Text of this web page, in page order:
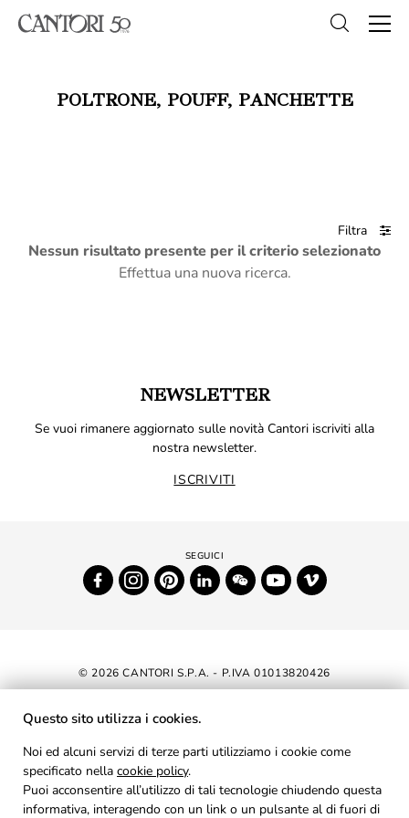
POLTRONE, POUFF, PANCHETTE
Filtra
Nessun risultato presente per il criterio selezionato
Effettua una nuova ricerca.
NEWSLETTER
Se vuoi rimanere aggiornato sulle novità Cantori iscriviti alla
nostra newsletter.
ISCRIVITI
© 2026 CANTORI S.P.A. - P.IVA 01013820426
DICHIARAZIONE DI ACCESSIBILITÀ
AREA RISERVATA
PRIVACY
Questo sito utilizza i cookies.
Noi ed alcuni servizi di terze parti utilizziamo i cookie come
specificato nella cookie policy.
Puoi acconsentire all’utilizzo di tali tecnologie chiudendo questa
informativa, interagendo con un link o un pulsante al di fuori di